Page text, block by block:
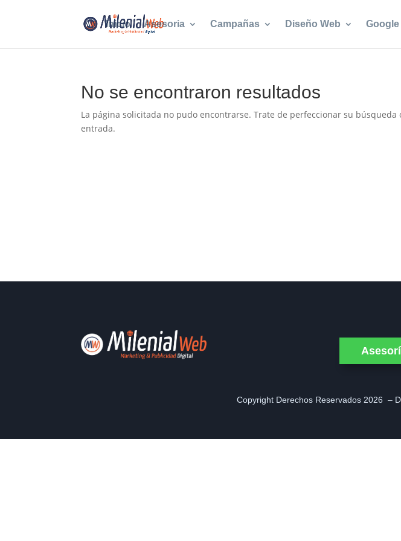
Inicio Asesoria Campañas Diseño Web Google
No se encontraron resultados
La página solicitada no pudo encontrarse. Trate de perfeccionar su
entrada.
Copyright Derechos Reservados 2026 –